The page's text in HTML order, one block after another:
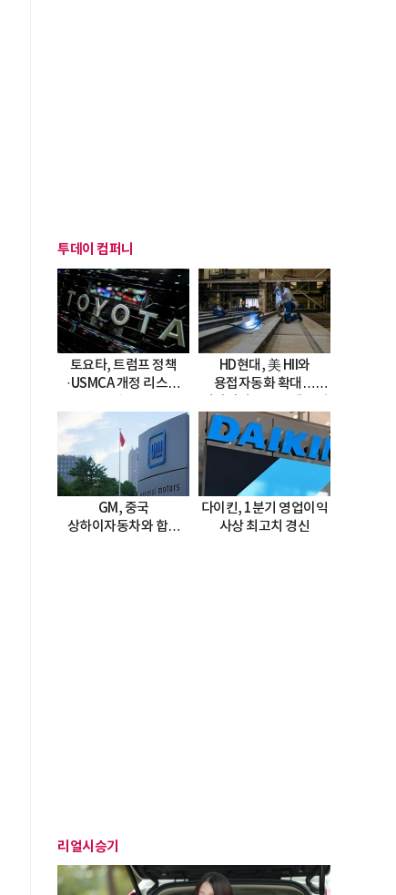
투데이 컴퍼니
토요타, 트럼프 정책
·USMCA 개정 리스크
HD현대, 美 HII와
용접자동화 확대…
도입
GM, 중국
상하이자동차와 합작
다이킨, 1분기 영업이익
사상 최고치 경신
리얼시승기